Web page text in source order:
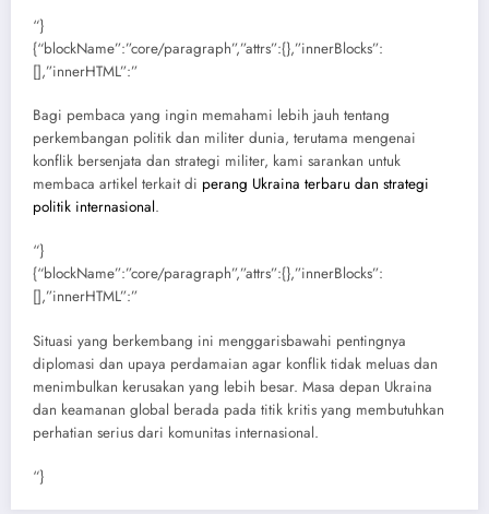
“}
{“blockName”:”core/paragraph”,”attrs”:{},”innerBlocks”:
[],”innerHTML”:”
Bagi pembaca yang ingin memahami lebih jauh tentang
perkembangan politik dan militer dunia, terutama mengenai
konflik bersenjata dan strategi militer, kami sarankan untuk
membaca artikel terkait di perang Ukraina terbaru dan strategi
politik internasional.
“}
{“blockName”:”core/paragraph”,”attrs”:{},”innerBlocks”:
[],”innerHTML”:”
Situasi yang berkembang ini menggarisbawahi pentingnya
diplomasi dan upaya perdamaian agar konflik tidak meluas dan
menimbulkan kerusakan yang lebih besar. Masa depan Ukraina
dan keamanan global berada pada titik kritis yang membutuhkan
perhatian serius dari komunitas internasional.
“}